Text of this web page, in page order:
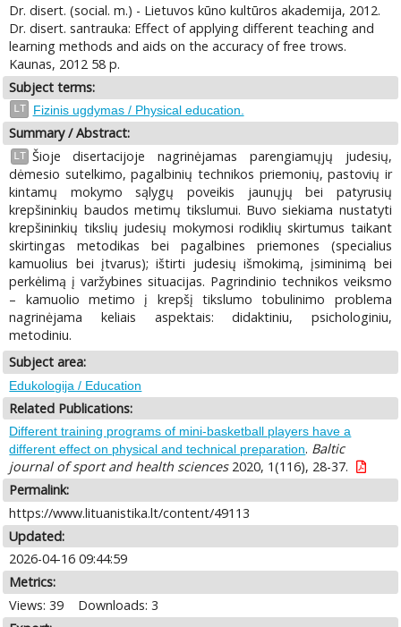
Dr. disert. (social. m.) - Lietuvos kūno kultūros akademija, 2012.
Dr. disert. santrauka: Effect of applying different teaching and
learning methods and aids on the accuracy of free trows.
Kaunas, 2012 58 p.
Subject terms:
LT Fizinis ugdymas / Physical education.
Summary / Abstract:
LT Šioje disertacijoje nagrinėjamas parengiamųjų judesių,
dėmesio sutelkimo, pagalbinių technikos priemonių, pastovių ir
kintamų mokymo sąlygų poveikis jaunųjų bei patyrusių
krepšininkių baudos metimų tikslumui. Buvo siekiama nustatyti
krepšininkių tikslių judesių mokymosi rodiklių skirtumus taikant
skirtingas metodikas bei pagalbines priemones (specialius
kamuolius bei įtvarus); ištirti judesių išmokimą, įsiminimą bei
perkėlimą į varžybines situacijas. Pagrindinio technikos veiksmo
– kamuolio metimo į krepšį tikslumo tobulinimo problema
nagrinėjama keliais aspektais: didaktiniu, psichologiniu,
metodiniu.
Subject area:
Edukologija / Education
Related Publications:
Different training programs of mini-basketball players have a
different effect on physical and technical preparation. Baltic
journal of sport and health sciences2020, 1(116), 28-37.
Permalink:
https://www.lituanistika.lt/content/49113
Updated:
2026-04-16 09:44:59
Metrics:
Views: 39
Downloads: 3